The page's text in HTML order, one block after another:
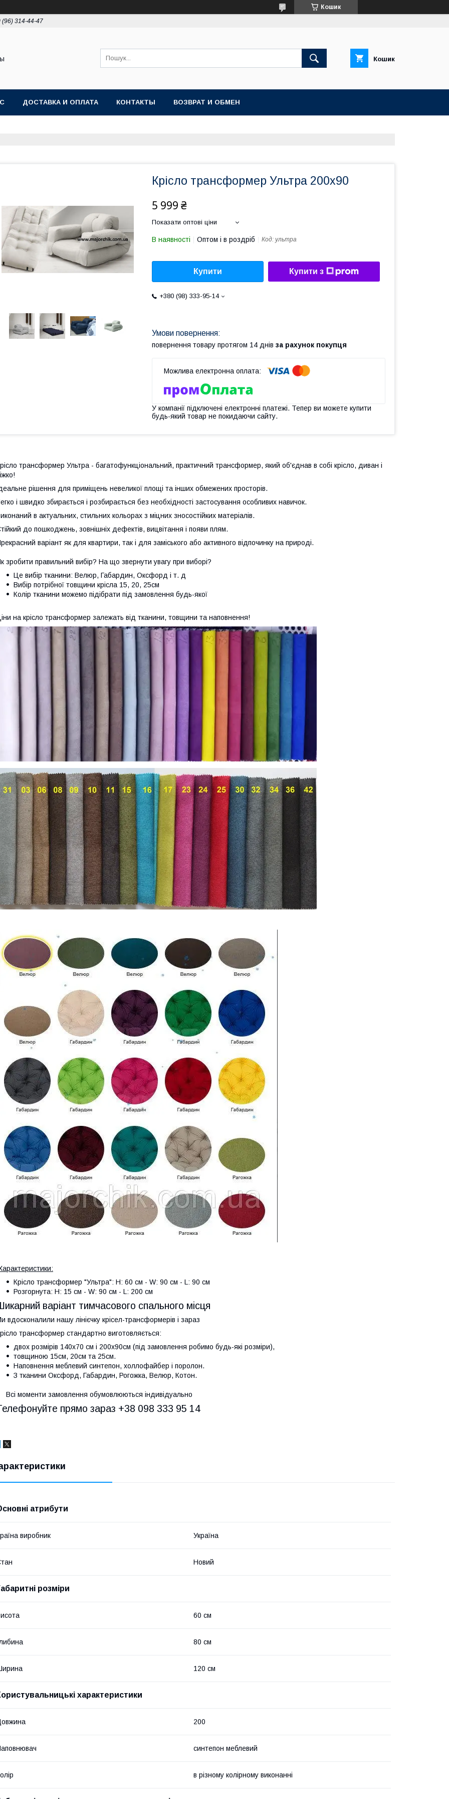
Кошик
(96) 314-44-47
Кошик
ДОСТАВКА И ОПЛАТА КОНТАКТЫ ВОЗВРАТ И ОБМЕН
Крісло трансформер Ультра 200х90
5 999 ₴
Показати оптові ціни
В наявності Оптом і в роздріб Код: ультра
Купити Купити з
+380 (98) 333-95-14
повернення товару протягом 14 днів за рахунок покупця
У компанії підключені електронні платежі. Тепер ви можете купити
будь-який товар не покидаючи сайту.
трансформер Ультра - багатофункціональний, практичний трансформер, який об'єднав в собі крісло, диван і
рішення для приміщень невеликої площі та інших обмежених просторів.
і швидко збирається і розбирається без необхідності застосування особливих навичок.
в актуальних, стильних кольорах з міцних зносостійких матеріалів.
до пошкоджень, зовнішніх дефектів, вицвітання і появи плям.
варіант як для квартири, так і для заміського або активного відпочинку на природі.
зробити правильний вибір? На що звернути увагу при виборі?
Це вибір тканини: Велюр, Габардин, Оксфорд і т. д
Вибір потрібної товщини крісла 15, 20, 25см
Колір тканини можемо підібрати під замовлення будь-якої
на крісло трансформер залежать від тканини, товщини та наповнення!
Крісло трансформер "Ультра": H: 60 см - W: 90 см - L: 90 см
Розгорнута: H: 15 см - W: 90 см - L: 200 см
варіант тимчасового спального місця
вдосконалили нашу лінієчку крісел-трансформерів і зараз
трансформер стандартно виготовляється:
двох розмірів 140x70 см і 200х90см (під замовлення робимо будь-які розміри),
товщиною 15см, 20см та 25см.
Наповнення меблевий синтепон, холлофайбер і поролон.
З тканини Оксфорд, Габардин, Рогожка, Велюр, Котон.
Всі моменти замовлення обумовлюються індивідуально
прямо зараз +38 098 333 95 14
атрибути
виробник Україна
Новий
розміри
60 см
80 см
120 см
характеристики
200
синтепон меблевий
в різному колірному виконанні